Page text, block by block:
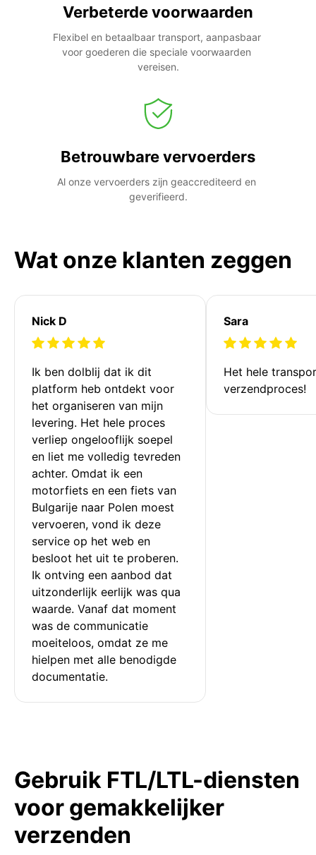
Verbeterde voorwaarden
Flexibel en betaalbaar transport, aanpasbaar
voor goederen die speciale voorwaarden
vereisen.
Betrouwbare vervoerders
Al onze vervoerders zijn geaccrediteerd en
geverifieerd.
Wat onze klanten zeggen
Nick D
Ik ben dolblij dat ik dit
platform heb ontdekt voor
het organiseren van mijn
levering. Het hele proces
verliep ongelooflijk soepel
en liet me volledig tevreden
achter. Omdat ik een
motorfiets en een fiets van
Bulgarije naar Polen moest
vervoeren, vond ik deze
service op het web en
besloot het uit te proberen.
Ik ontving een aanbod dat
uitzonderlijk eerlijk was qua
waarde. Vanaf dat moment
was de communicatie
moeiteloos, omdat ze me
hielpen met alle benodigde
documentatie.
Sara
Het hele
verzendproces!
Gebruik FTL/LTL-diensten
voor gemakkelijker
verzenden